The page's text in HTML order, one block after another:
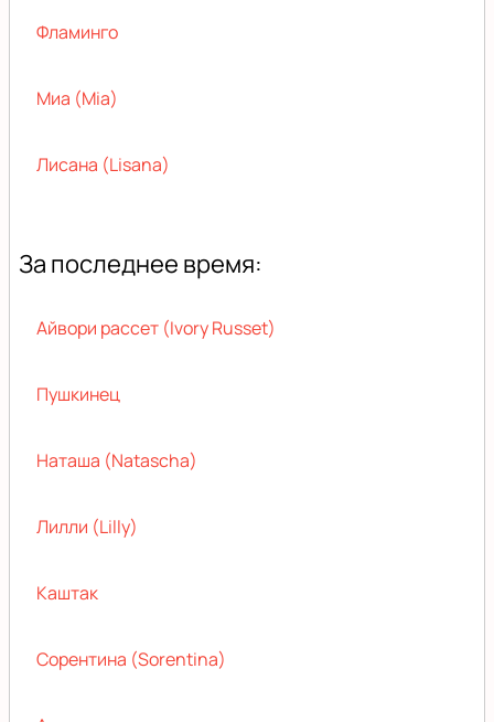
Фламинго
Миа (Mia)
Лисана (Lisana)
За последнее время:
Айвори рассет (Ivory Russet)
Пушкинец
Наташа (Natascha)
Лилли (Lilly)
Каштак
Сорентина (Sorentina)